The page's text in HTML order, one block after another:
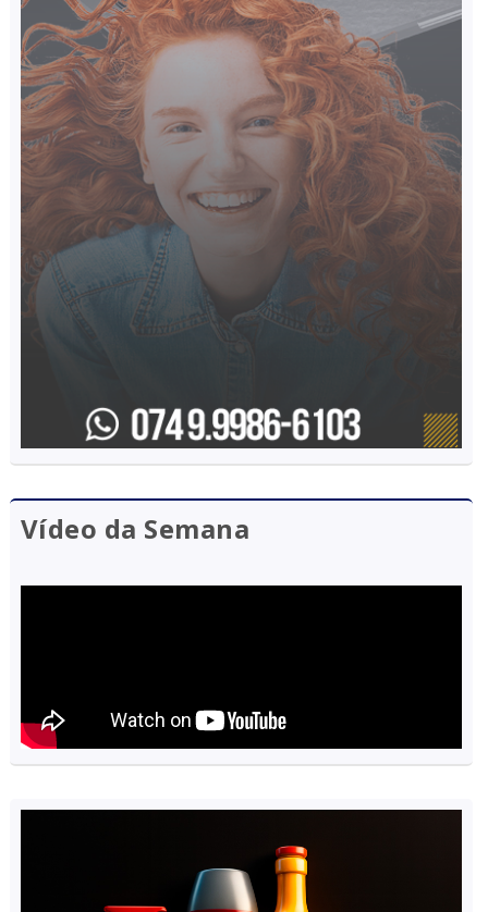
Vídeo da Semana